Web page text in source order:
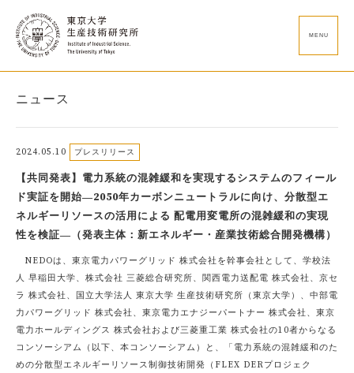
MENU
ニュース
2024.05.10 プレスリリース
【共同発表】電力系統の混雑緩和を実現するシステムのフィール
ド実証を開始―2050年カーボンニュートラルに向け、分散型エ
ネルギーリソースの活用による 配電用変電所の混雑緩和の実現
性を検証―（発表主体：新エネルギー・産業技術総合開発機構）
NEDOは、東京電力パワーグリッド 株式会社を幹事会社として、学校法
人 早稲田大学、株式会社 三菱総合研究所、関西電力送配電 株式会社、京セ
ラ 株式会社、国立大学法人 東京大学 生産技術研究所（東京大学）、中部電
力パワーグリッド 株式会社、東京電力エナジーパートナー 株式会社、東京
電力ホールディングス 株式会社および三菱重工業 株式会社の10者からなる
コンソーシアム（以下、本コンソーシアム）と、「電力系統の混雑緩和のた
めの分散型エネルギーリソース制御技術開発（FLEX DERプロジェク